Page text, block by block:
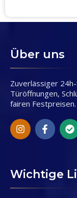
Über uns
Zuverlässiger
Türöffnungen,
fairen Festpreisen.
Wichtige